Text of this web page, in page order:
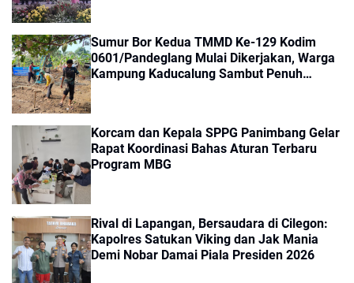
Sumur Bor Kedua TMMD Ke-129 Kodim
0601/Pandeglang Mulai Dikerjakan, Warga
Kampung Kaducalung Sambut Penuh
Korcam dan Kepala SPPG Panimbang Gelar
Rapat Koordinasi Bahas Aturan Terbaru
Program MBG
Rival di Lapangan, Bersaudara di Cilegon:
Kapolres Satukan Viking dan Jak Mania
Demi Nobar Damai Piala Presiden 2026